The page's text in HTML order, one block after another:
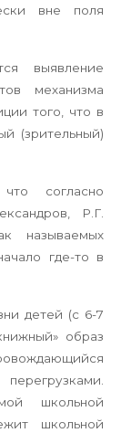
вне поля
выявление
механизма
того, что в
(зрительный)
согласно
Р.Г.
называемых
где-то в
детей (с 6-7
образ
школьной
школьной